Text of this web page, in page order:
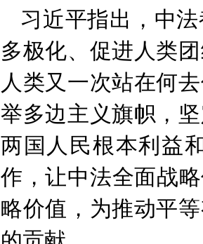
习近平指出，中
多极化、促进人类
人类又一次站在何
举多边主义旗帜，
两国人民根本利益
作，让中法全面战
略价值，为推动平